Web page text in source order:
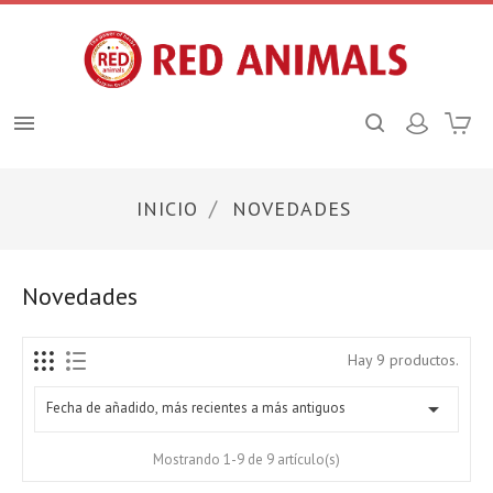

INICIO NOVEDADES
Novedades
Hay 9 productos.
Fecha de añadido, más recientes a más antiguos 
Mostrando 1-9 de 9 artículo(s)